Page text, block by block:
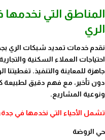
المناطق التي
الري
نقدم خدمات تمديد شبكات الري
احتياجات العملاء السكنية
جاهزة للمعاينة والتنفيذ.
دون تأخير، مع فهم دقيق
ونوعية المشاريع.
تشمل الأحياء التي نخدمها في جدة:
حي الروضة